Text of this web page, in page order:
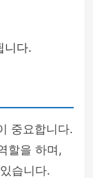
니다.
중요합니다.
할을 하며,
습니다.